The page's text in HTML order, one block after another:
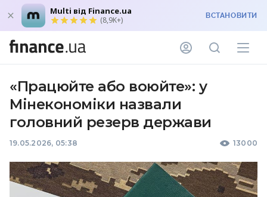
Multi від Finance.ua
(8,9K+) ВСТАНОВИТИ
«Працюйте або воюйте»: у
Мінекономіки назвали
головний резерв держави
19.05.2026, 05:38 13000